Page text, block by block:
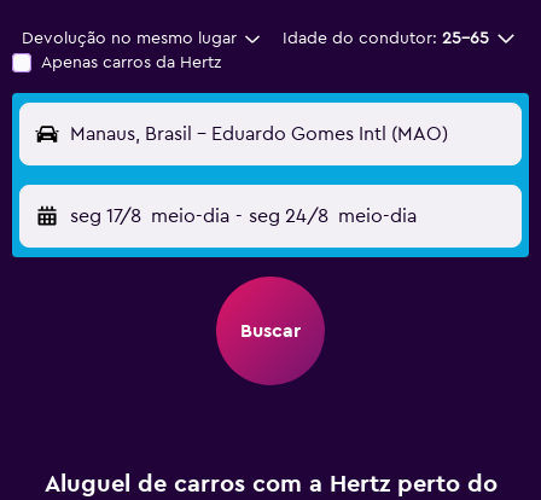
Devolução no mesmo lugar Idade do condutor: 25-65
Apenas carros da Hertz
Manaus, Brasil - Eduardo Gomes Intl (MAO)
seg 17/8 meio-dia - seg 24/8 meio-dia
Buscar
Aluguel de carros com a Hertz perto do